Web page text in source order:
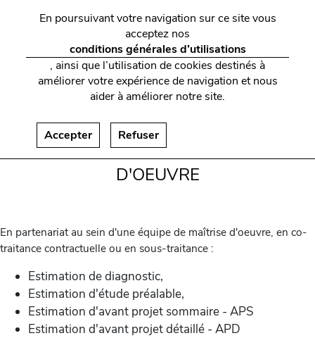
En poursuivant votre navigation sur ce site vous
acceptez nos
conditions générales d’utilisations
, ainsi que l’utilisation de cookies destinés à
améliorer votre expérience de navigation et nous
aider à améliorer notre site.
Accepter Refuser
ET MAÎTRISE
D'OEUVRE
En partenariat au sein d'une équipe de maîtrise d'oeuvre, en co-
traitance contractuelle ou en sous-traitance :
Estimation de diagnostic,
Estimation d'étude préalable,
Estimation d'avant projet sommaire - APS
Estimation d'avant projet détaillé - APD